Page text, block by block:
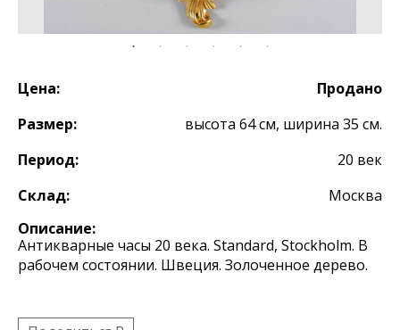
Цена:
Продано
Размер:
высота 64 см, ширина 35 см.
Период:
20 век
Склад:
Москва
Описание:
Антикварные часы 20 века. Standard, Stockholm. В
рабочем состоянии. Швеция. Золоченное дерево.